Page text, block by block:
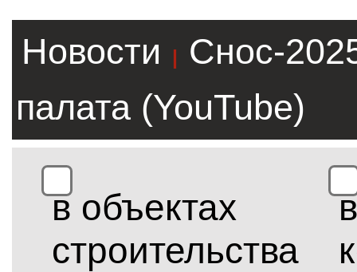
Новости |
Снос-
палата (YouTube)
в объектах
строительства
в